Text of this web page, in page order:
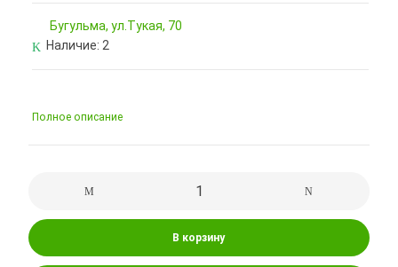
Бугульма, ул.Тукая, 70
Наличие: 2
Полное описание
В корзину